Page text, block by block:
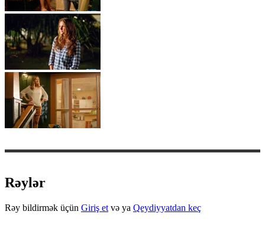
Rəylər
Rəy bildirmək üçün Giriş et və ya Qeydiyyatdan keç